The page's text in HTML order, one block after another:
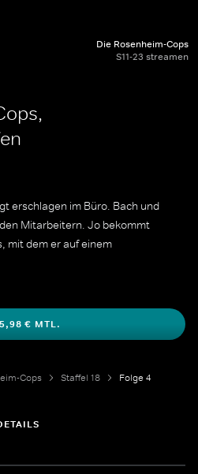
Die Rosenheim-Cops
S11-23 streamen
erschlagen im Büro. Bach und
Mitarbeitern. Jo bekommt
mit dem er auf einem
€ MTL.
Cops Staffel 18 Folge 4